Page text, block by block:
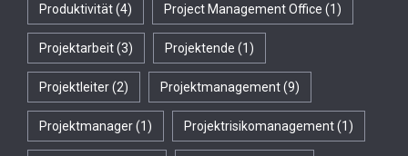
Produktivität(4) Project Management Office (1)
Projektarbeit(3) Projektende (1)
Projektleiter(2) Projektmanagement(9)
Projektmanager(1) Projektrisikomanagement(1)